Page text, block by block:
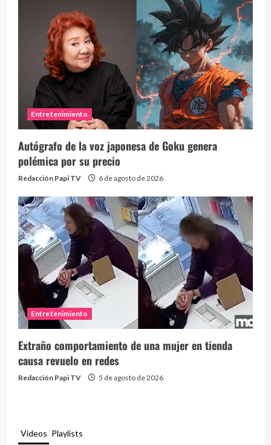
Entretenimiento
Autógrafo de la voz japonesa de Goku genera
polémica por su precio
Redacción Papi TV 6 de agosto de 2026
Entretenimiento
Extraño comportamiento de una mujer en tienda
causa revuelo en redes
Redacción Papi TV 5 de agosto de 2026
Videos Playlists